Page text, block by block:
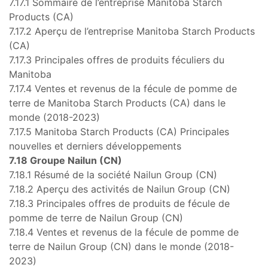
Products (CA)
7.17.2 Aperçu de l’entreprise Manitoba Starch Products
(CA)
7.17.3 Principales offres de produits féculiers du
Manitoba
7.17.4 Ventes et revenus de la fécule de pomme de
terre de Manitoba Starch Products (CA) dans le
monde (2018-2023)
7.17.5 Manitoba Starch Products (CA) Principales
nouvelles et derniers développements
7.18 Groupe Nailun (CN)
7.18.1 Résumé de la société Nailun Group (CN)
7.18.2 Aperçu des activités de Nailun Group (CN)
7.18.3 Principales offres de produits de fécule de
pomme de terre de Nailun Group (CN)
7.18.4 Ventes et revenus de la fécule de pomme de
terre de Nailun Group (CN) dans le monde (2018-
2023)